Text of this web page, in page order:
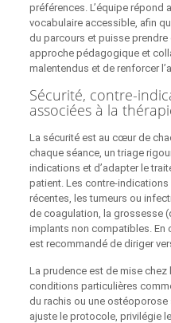
préférences. L’équipe répond
vocabulaire accessible, afin
du parcours et puisse
approche pédagogique et
malentendus et de renforcer
Sécurité, contre-
associées à la
La sécurité est au cœur de
chaque séance, un triage
indications et d’adapter le
patient. Les contre-
récentes, les tumeurs ou
de coagulation, la grossesse
implants non compatibles. En
est recommandé de diriger
La prudence est de mise
conditions particulières
du rachis ou une ostéoporose
ajuste le protocole, privilégie